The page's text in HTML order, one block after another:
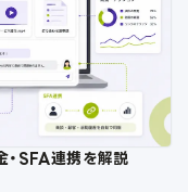
SFA連携を解説